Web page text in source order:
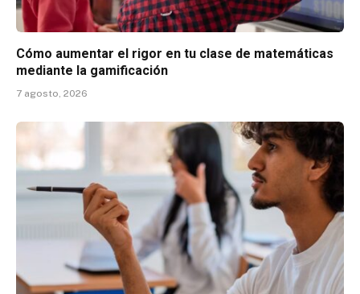
Cómo aumentar el rigor en tu clase de matemáticas
mediante la gamificación
7 agosto, 2026